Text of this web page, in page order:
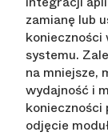
zamianę lub
konieczności
systemu.
na mniejsze,
wydajność i
konieczności
odjęcie